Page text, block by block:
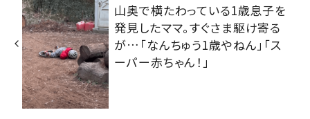
山奥で横たわっている1歳息子を
発見したママ。すぐさま駆け寄る
が…「なんちゅう1歳やねん」「ス
ーパー赤ちゃん！」